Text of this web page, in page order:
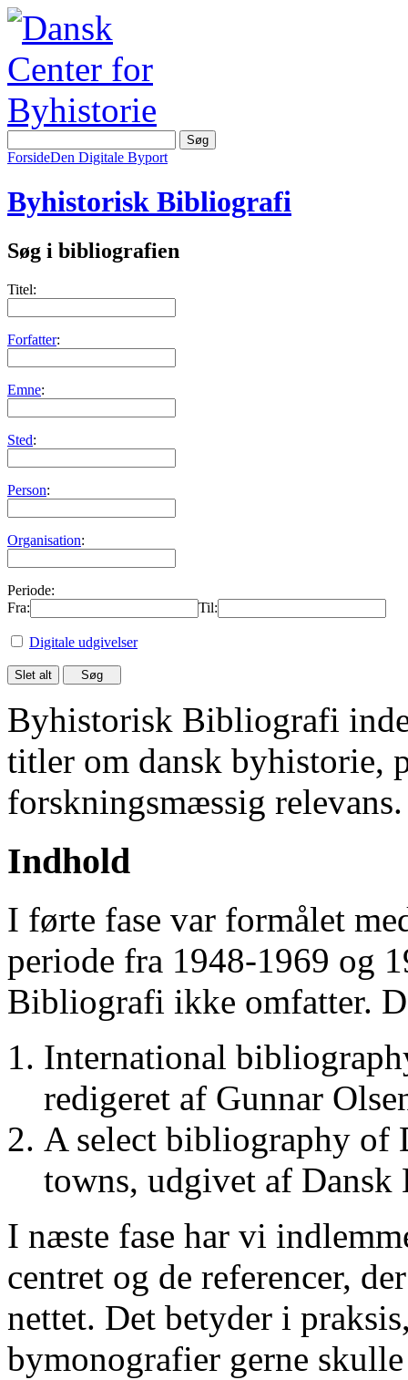
ForsideDen Digitale Byport
Byhistorisk Bibliografi
Søg i bibliografien
Titel:
Forfatter:
Emne:
Sted:
Person:
Organisation:
Periode:
Fra:
Til:
Digitale udgivelser
Byhistorisk Bibliografi
titler om dansk byhistorie,
forskningsmæssig relevans.
Indhold
I førte fase var formålet
periode fra 1948-1969 og
Bibliografi ikke omfatter.
International
redigeret af Gunnar
A select bibliography of
towns, udgivet af
I næste fase har vi
centret og de referencer,
nettet. Det betyder i
bymonografier gerne